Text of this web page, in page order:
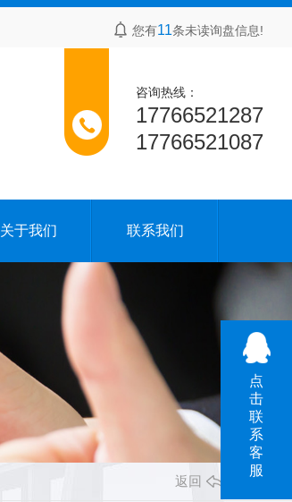
您有11条未读询盘信息!
咨询热线：
17766521287
17766521087
关于我们 联系我们
返回
点
击
联
系
客
服